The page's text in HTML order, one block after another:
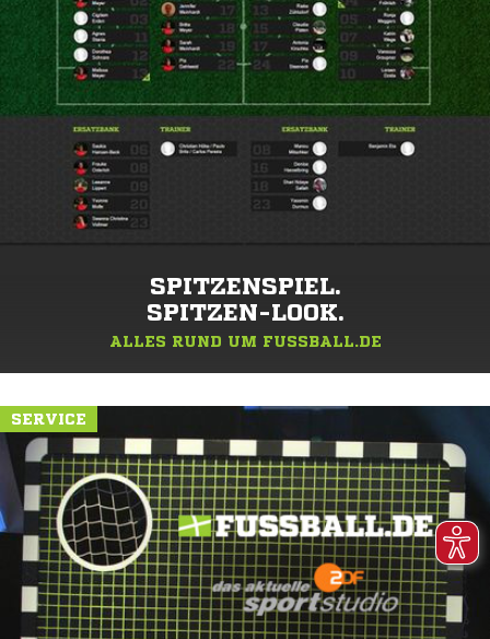
SPITZENSPIEL.
SPITZEN-LOOK.
ALLES RUND UM FUSSBALL.DE
SERVICE